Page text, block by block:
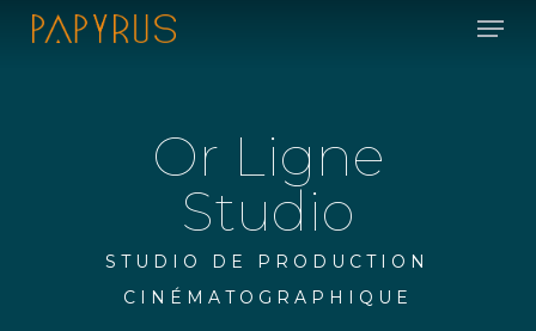
Skip
Or Ligne
Studio
STUDIO DE PRODUCTION
CINÉMATOGRAPHIQUE